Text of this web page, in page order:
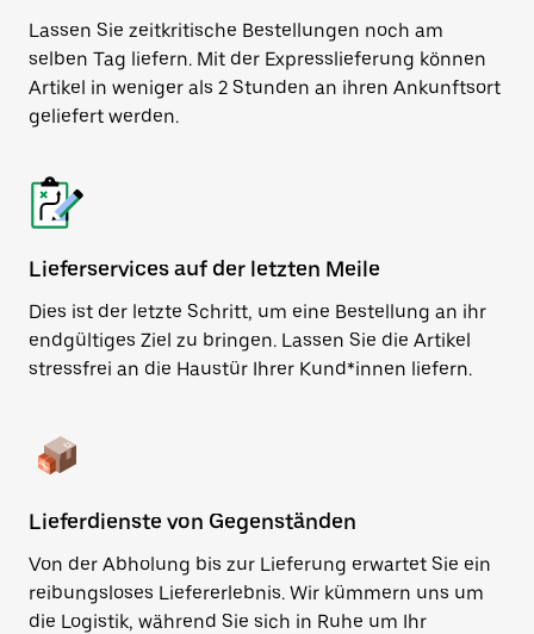
Lassen Sie zeitkritische Bestellungen noch am
selben Tag liefern. Mit der Expresslieferung können
Artikel in weniger als 2 Stunden an ihren Ankunftsort
geliefert werden.
Lieferservices auf der letzten Meile
Dies ist der letzte Schritt, um eine Bestellung an ihr
endgültiges Ziel zu bringen. Lassen Sie die Artikel
stressfrei an die Haustür Ihrer Kund*innen liefern.
Lieferdienste von Gegenständen
Von der Abholung bis zur Lieferung erwartet Sie ein
reibungsloses Liefererlebnis. Wir kümmern uns um
die Logistik, während Sie sich in Ruhe um Ihr